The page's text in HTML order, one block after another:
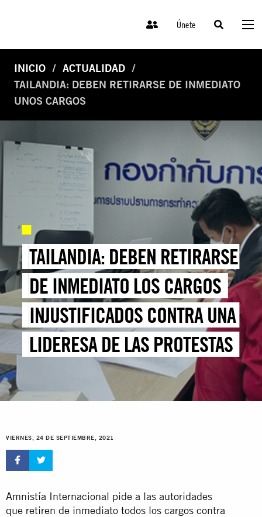
Únete
INICIO
ACTUALIDAD
TAILANDIA: DEBEN RETIRARSE DE INMEDIATO
UNOS CARGOS
TAILANDIA: DEBEN RETIRARSE
DE INMEDIATO LOS CARGOS
INJUSTIFICADOS CONTRA UNA
LIDERESA DE LAS PROTESTAS
VIERNES, 24 DE SEPTIEMBRE, 2021
Amnistía Internacional pide a las autoridades
que retiren de inmediato todos los cargos contra